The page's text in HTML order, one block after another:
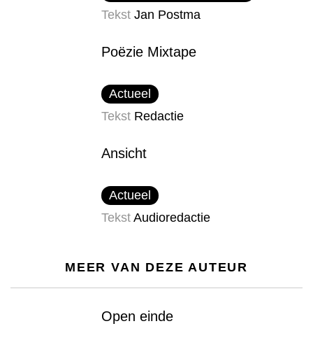
Tekst Jan Postma
Poëzie Mixtape
Actueel
Tekst Redactie
Ansicht
Actueel
Tekst Audioredactie
MEER VAN DEZE AUTEUR
Open einde